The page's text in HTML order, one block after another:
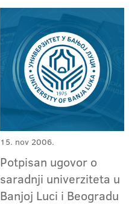
15. nov 2006.
Potpisan ugovor o
saradnji univerziteta u
Banjoj Luci i Beogradu